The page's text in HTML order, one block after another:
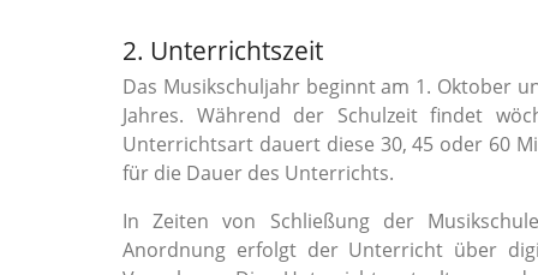
2. Unterrichtszeit
Das Musikschuljahr beginnt am 1. Oktober
Jahres. Während der Schulzeit findet
Unterrichtsart dauert diese 30, 45 oder 60
für die Dauer des Unterrichts.
In Zeiten von Schließung der
Anordnung erfolgt der Unterricht über